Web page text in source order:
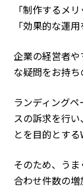
「制作するメ
「効果的な運
企業の経営者
な疑問をお持ち
ランディング
スの訴求を行
とを目的とする
そのため、う
合わせ件数の増